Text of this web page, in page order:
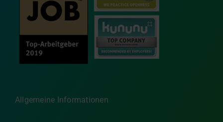
Allgemeine Informationen